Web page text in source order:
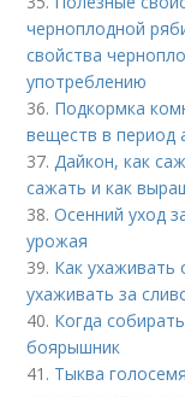
черноплодной
свойства
употреблению
36. Подкормка
веществ в период
37.Дайкон, как
сажать и как
38.Осенний уход
урожая
39. Как ухаживать
ухаживать за
40. Когда
боярышник
41. Тыква